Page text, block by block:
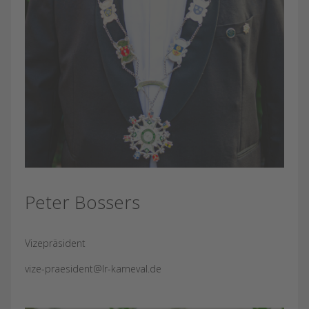
Peter Bossers
Vizepräsident
vize-praesident@lr-karneval.de